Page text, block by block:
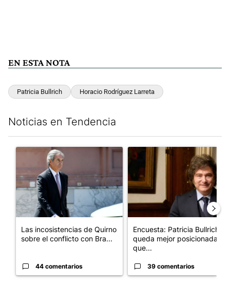
EN ESTA NOTA
Patricia Bullrich Horacio Rodríguez Larreta
Noticias en Tendencia
Un artículo de tendencia con el título "Las incosistencias de
Las incosistencias de Quirno
sobre el conflicto con Bra...
44 comentarios
Un artículo de tendencia con
Encuesta: Patricia Bullrich
queda mejor posicionada
que...
39 comentarios